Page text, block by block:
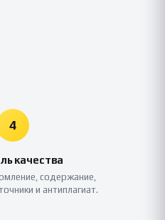
4
качества
содержание,
и антиплагиат.